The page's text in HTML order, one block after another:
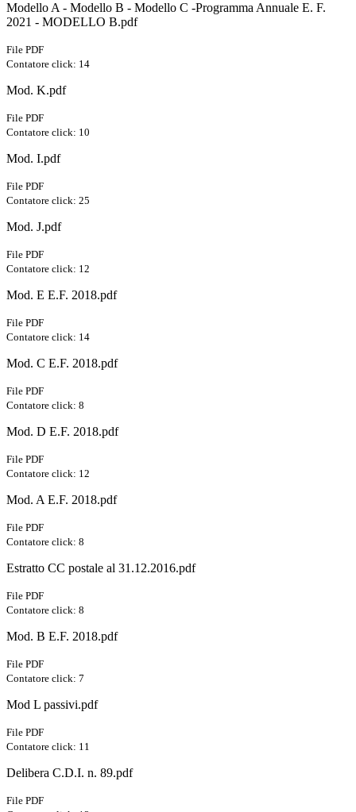
Modello A - Modello B - Modello C -Programma Annuale E. F.
2021 - MODELLO B.pdf
File PDF
Contatore click: 14
Mod. K.pdf
File PDF
Contatore click: 10
Mod. I.pdf
File PDF
Contatore click: 25
Mod. J.pdf
File PDF
Contatore click: 12
Mod. E E.F. 2018.pdf
File PDF
Contatore click: 14
Mod. C E.F. 2018.pdf
File PDF
Contatore click: 8
Mod. D E.F. 2018.pdf
File PDF
Contatore click: 12
Mod. A E.F. 2018.pdf
File PDF
Contatore click: 8
Estratto CC postale al 31.12.2016.pdf
File PDF
Contatore click: 8
Mod. B E.F. 2018.pdf
File PDF
Contatore click: 7
Mod L passivi.pdf
File PDF
Contatore click: 11
Delibera C.D.I. n. 89.pdf
File PDF